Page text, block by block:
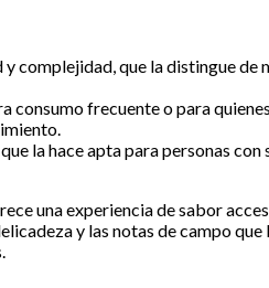
complejidad, que la distingue de
consumo frecuente o para
la hace apta para personas con
una experiencia de sabor
y las notas de campo que